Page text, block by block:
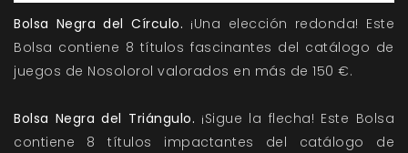
Bolsa Negra del Círculo. ¡Una elección redonda! Este
Bolsa contiene 8 títulos fascinantes del catálogo de
juegos de Nosolorol valorados en más de 150 €.
Bolsa Negra del Triángulo. ¡Sigue la flecha! Este Bolsa
contiene 8 títulos impactantes del catálogo de